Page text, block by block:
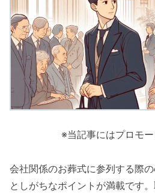
※当記事にはプロモ
会社関係のお葬式に参列する際
としがちなポイントが満載です